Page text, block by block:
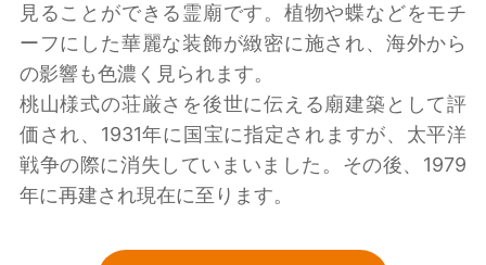
見ることができる霊廟です。植物や蝶などをモチ
ーフにした華麗な装飾が緻密に施され、海外から
の影響も色濃く見られます。
桃山様式の荘厳さを後世に伝える廟建築として評
価され、1931年に国宝に指定されますが、太平洋
戦争の際に消失していまいました。その後、1979
年に再建され現在に至ります。